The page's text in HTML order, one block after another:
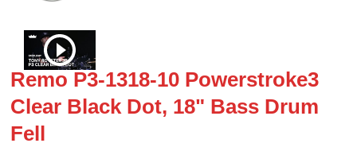
Remo P3-1318-10 Powerstroke3
Clear Black Dot, 18" Bass Drum
Fell